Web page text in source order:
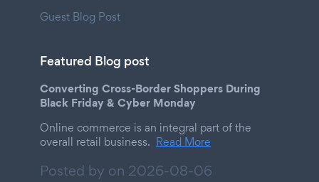
Guest Blog Post
Featured Blog post
Converting Cross-Border Shoppers During
Black Friday & Cyber Monday
Online commerce is an integral part of the
overall retail business. Read More
Posted by on 2026-08-06